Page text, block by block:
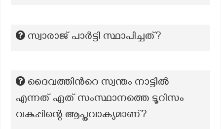
സ്വാരാജ് പാർട്ടി സ്ഥാപിച്ചത്?
ദൈവത്തിൻറെ സ്വന്തം നാട്ടിൽ
എന്നത് ഏത് സംസ്ഥാനത്തെ ടൂറിസം
വകുപ്പിന്റെ ആപ്തവാക്യമാണ്?